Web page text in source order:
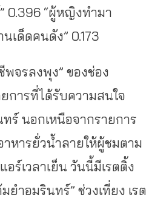
0.396 “ผู้หญิงทำมา
เด็ดคนดัง” 0.173
จรลงพุง” ของช่อง
การที่ได้รับความสนใจ
ร์ นอกเหนือจากรายการ
หารยั่วน้ำลายให้ผู้ชมตาม
ร์เวลาเย็น วันนี้มีเรตติ้ง
ยำอมรินทร์” ช่วงเที่ยง เรต